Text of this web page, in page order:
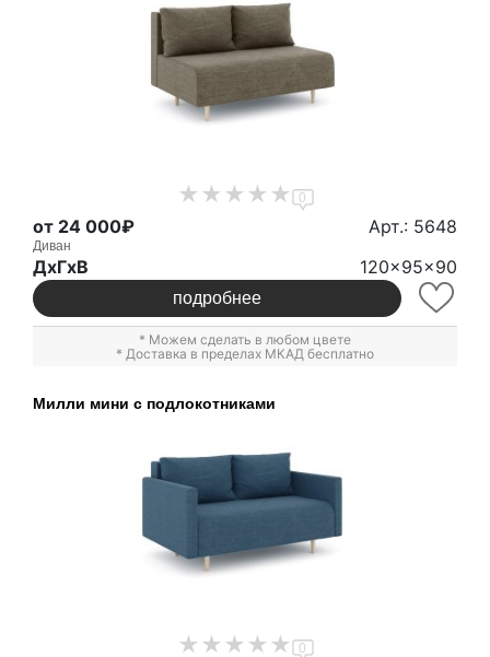
0
от 24 000₽ Арт.: 5648
Диван
ДxГxВ 120x95x90
подробнее
* Можем сделать в любом цвете
* Доставка в пределах МКАД бесплатно
Милли мини с подлокотниками
0